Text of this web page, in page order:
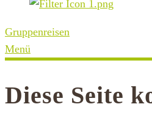
Gruppenreisen
Menü
Diese Seite